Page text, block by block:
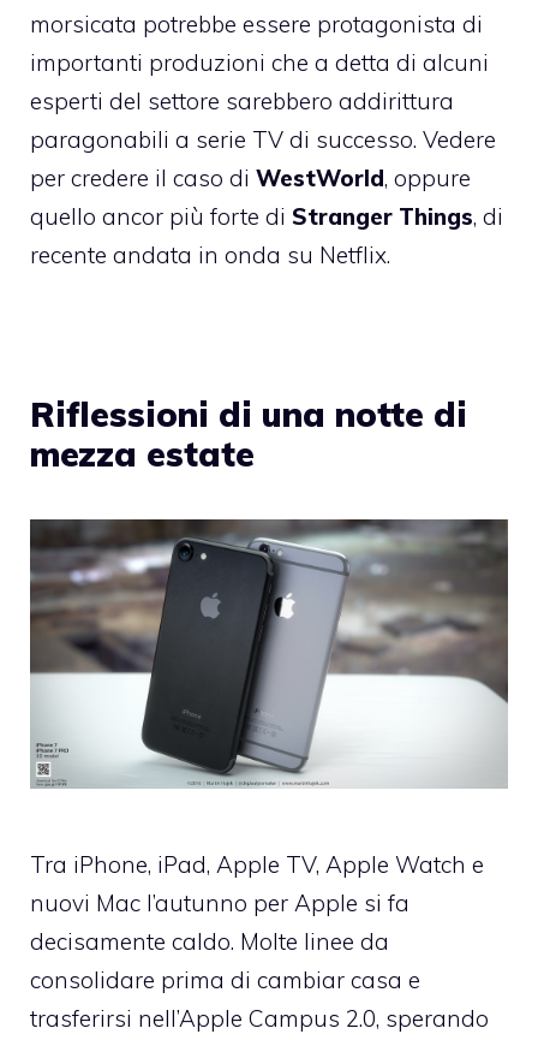
morsicata potrebbe essere protagonista di
importanti produzioni che a detta di alcuni
esperti del settore sarebbero addirittura
paragonabili a serie TV di successo. Vedere
per credere il caso di WestWorld, oppure
quello ancor più forte di Stranger Things, di
recente andata in onda su Netflix.
Riflessioni di una notte di
mezza estate
Tra iPhone, iPad, Apple TV, Apple Watch e
nuovi Mac l’autunno per Apple si fa
decisamente caldo. Molte linee da
consolidare prima di cambiar casa e
trasferirsi nell’Apple Campus 2.0, sperando